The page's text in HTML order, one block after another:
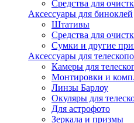
Средства для
Аксессуары для биноклей
Штативы
Средства для
Сумки и другие
Аксессуары для
Камеры для
Монтировки и
Линзы Барлоу
Окуляры для
Для астрофото
Зеркала и призмы